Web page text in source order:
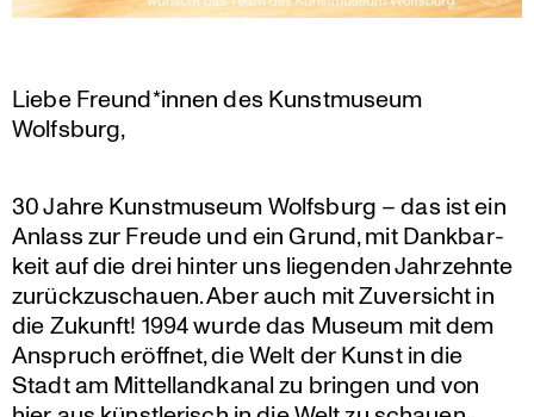
Liebe Freund*innen des Kunst­mu­seum
Wolfsburg,
30 Jahre Kunst­mu­seum Wolfsburg – das ist ein
Anlass zur Freude und ein Grund, mit Dankbar­
keit auf die drei hinter uns liegenden Jahrzehnte
zurück­zu­schauen. Aber auch mit Zuver­sicht in
die Zukunft! 1994 wurde das Museum mit dem
Anspruch eröffnet, die Welt der Kunst in die
Stadt am Mittel­land­kanal zu bringen und von